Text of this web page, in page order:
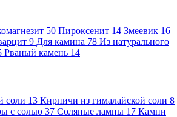
50 Пироксенит 14 Змеевик 16
9 Для камина 78 Из натурального
Рваный камень 14
соли 13 Кирпичи из гималайской соли 8
с солью 37 Соляные лампы 17 Камни